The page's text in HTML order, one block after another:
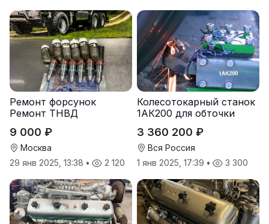
Ремонт форсунок
Ремонт ТНВД
9 000 ₽
Москва
29 янв 2025, 13:38 • 2 120
Колесотокарный станок
1АК200 для обточки
тепловозов без выкатки
3 360 200 ₽
Вся Россия
1 янв 2025, 17:39 • 3 300